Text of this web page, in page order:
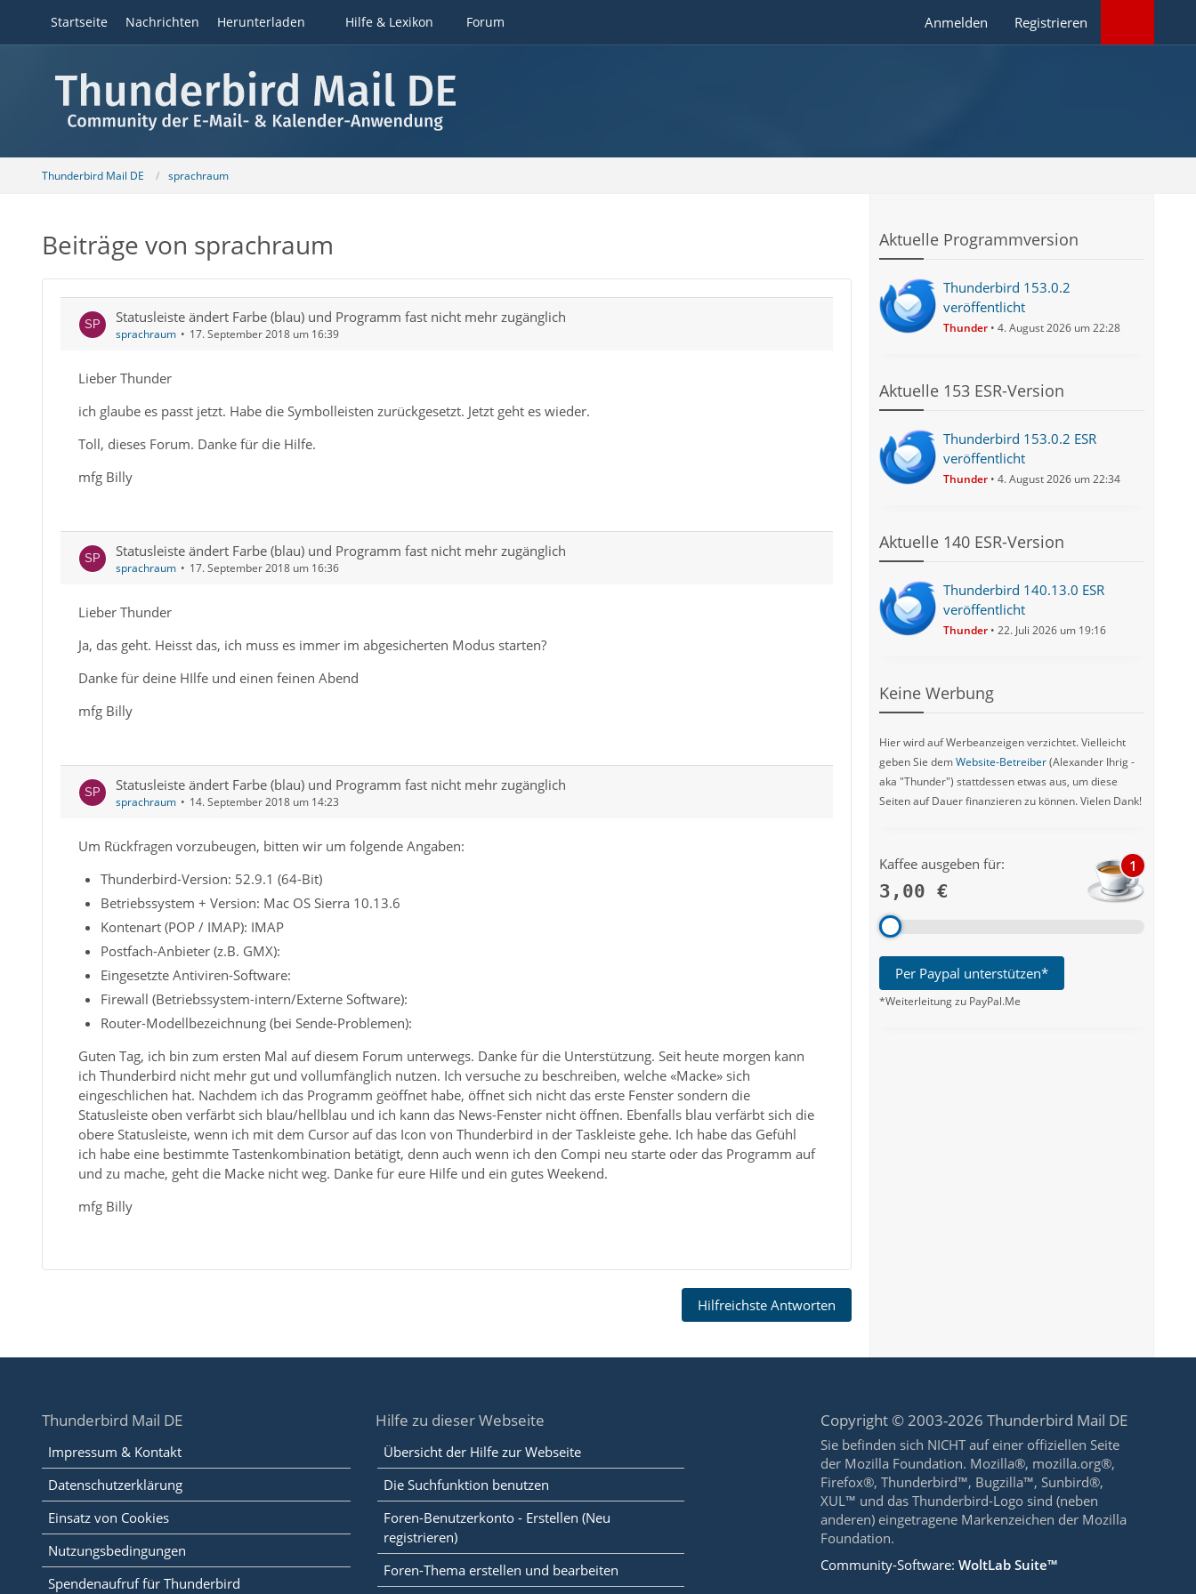
Startseite Nachrichten Herunterladen Hilfe & Lexikon Forum Anmelden Registrieren
Thunderbird Mail DE sprachraum
Beiträge von sprachraum
Statusleiste ändert Farbe (blau) und Programm fast nicht mehr zugänglich
sprachraum 17. September 2018 um 16:39
Lieber Thunder
ich glaube es passt jetzt. Habe die Symbolleisten zurückgesetzt. Jetzt geht es wieder.
Toll, dieses Forum. Danke für die Hilfe.
mfg Billy
Statusleiste ändert Farbe (blau) und Programm fast nicht mehr zugänglich
sprachraum 17. September 2018 um 16:36
Lieber Thunder
Ja, das geht. Heisst das, ich muss es immer im abgesicherten Modus starten?
Danke für deine HIlfe und einen feinen Abend
mfg Billy
Statusleiste ändert Farbe (blau) und Programm fast nicht mehr zugänglich
sprachraum 14. September 2018 um 14:23
Um Rückfragen vorzubeugen, bitten wir um folgende Angaben:
Thunderbird-Version: 52.9.1 (64-Bit)
Betriebssystem + Version: Mac OS Sierra 10.13.6
Kontenart (POP / IMAP): IMAP
Postfach-Anbieter (z.B. GMX):
Eingesetzte Antiviren-Software:
Firewall (Betriebssystem-intern/Externe Software):
Router-Modellbezeichnung (bei Sende-Problemen):
Guten Tag, ich bin zum ersten Mal auf diesem Forum unterwegs. Danke für die Unterstützung. Seit heute morgen kann
ich Thunderbird nicht mehr gut und vollumfänglich nutzen. Ich versuche zu beschreiben, welche «Macke» sich
eingeschlichen hat. Nachdem ich das Programm geöffnet habe, öffnet sich nicht das erste Fenster sondern die
Statusleiste oben verfärbt sich blau/hellblau und ich kann das News-Fenster nicht öffnen. Ebenfalls blau verfärbt sich die
obere Statusleiste, wenn ich mit dem Cursor auf das Icon von Thunderbird in der Taskleiste gehe. Ich habe das Gefühl
ich habe eine bestimmte Tastenkombination betätigt, denn auch wenn ich den Compi neu starte oder das Programm auf
und zu mache, geht die Macke nicht weg. Danke für eure Hilfe und ein gutes Weekend.
mfg Billy
Hilfreichste Antworten
Aktuelle Programmversion
Thunderbird 153.0.2
veröffentlicht
Thunder 4. August 2026 um 22:28
Aktuelle 153 ESR-Version
Thunderbird 153.0.2 ESR
veröffentlicht
Thunder 4. August 2026 um 22:34
Aktuelle 140 ESR-Version
Thunderbird 140.13.0 ESR
veröffentlicht
Thunder 22. Juli 2026 um 19:16
Keine Werbung
Hier wird auf Werbeanzeigen verzichtet. Vielleicht
geben Sie demWebsite-Betreiber(Alexander Ihrig -
aka "Thunder") stattdessen etwas aus, um diese
Seiten auf Dauer finanzieren zu können. Vielen Dank!
Kaffee ausgeben für:
3,00 €
1
Per Paypal unterstützen*
*Weiterleitung zu PayPal.Me
Thunderbird Mail DE
Impressum & Kontakt
Datenschutzerklärung
Einsatz von Cookies
Nutzungsbedingungen
Spendenaufruf für Thunderbird
Hilfe zu dieser Webseite
Übersicht der Hilfe zur Webseite
Die Suchfunktion benutzen
Foren-Benutzerkonto - Erstellen (Neu
registrieren)
Foren-Thema erstellen und bearbeiten
Copyright © 2003-2026 Thunderbird Mail DE
Sie befinden sich NICHT auf einer offiziellen Seite
der Mozilla Foundation. Mozilla®, mozilla.org®,
Firefox®, Thunderbird™, Bugzilla™, Sunbird®,
XUL™ und das Thunderbird-Logo sind (neben
anderen) eingetragene Markenzeichen der Mozilla
Foundation.
Community-Software:WoltLab Suite™